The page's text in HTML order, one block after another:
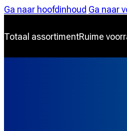
Ga naar hoofdinhoud Ga naar
Totaal assortimentRuime